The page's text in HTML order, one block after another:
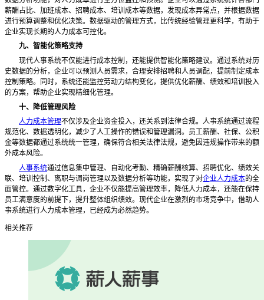
薪酬占比、加班成本、招聘成本、培训成本等数据，发现成本异常点，并根据数据
进行预算调整和优化决策。数据驱动的管理方式，比传统经验管理更科学，有助于
企业实现长期的人力成本可控化。
九、智能化策略支持
现代人事系统不仅能进行成本控制，还能提供智能化策略建议。通过系统对历
史数据的分析，企业可以预测人员需求，合理安排招聘和人员调配，提前制定成本
控制策略。同时，系统还能监控劳动力结构变化，提供优化薪酬、绩效和培训投入
的方案，帮助企业实现精细化管理。
十、降低管理风险
人力成本管理不仅涉及企业资金投入，还关系到法律合规。人事系统通过流程
规范化、数据透明化，减少了人工操作的错误和管理漏洞。员工薪酬、社保、公积
金等数据都通过系统统一管理，确保符合相关法律法规，避免因违规操作带来的额
外成本风险。
人事系统通过信息集中管理、自动化考勤、精确薪酬核算、招聘优化、绩效关
联、培训控制、离职与调岗管理以及数据分析等功能，实现了对企业人力成本的全
面管控。通过数字化工具，企业不仅能提高管理效率，降低人力成本，还能在保持
员工满意度的前提下，提升整体组织绩效。现代企业在激烈的市场竞争中，借助人
事系统进行人力成本管理，已经成为必然趋势。
相关推荐